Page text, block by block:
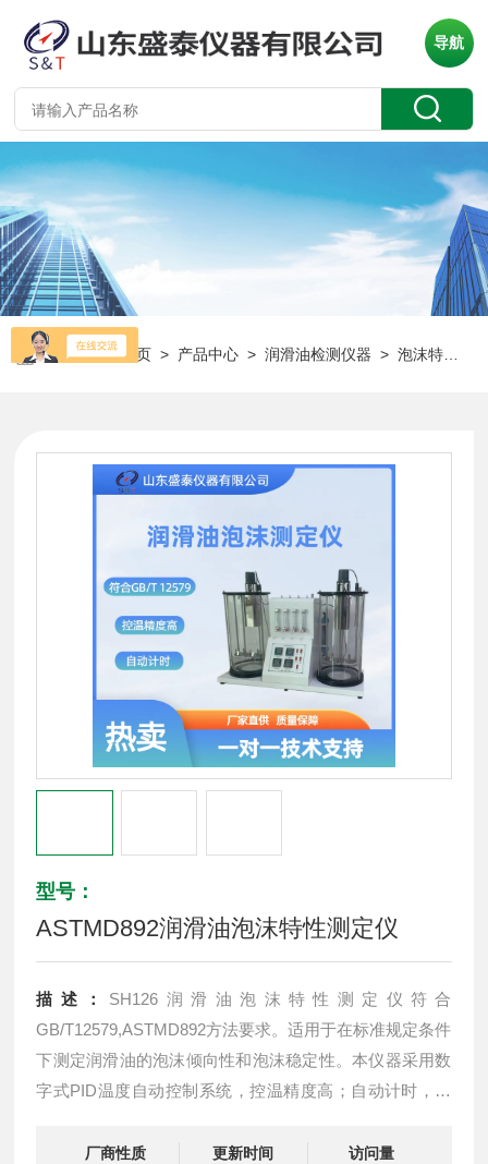
导航
当前位置：首页 > 产品中心 >润滑油检测仪器 >泡沫特性
型号：
ASTMD892润滑油泡沫特性测定仪
描述： SH126润滑油泡沫特性测定仪符合
GB/T12579,ASTMD892方法要求。适用于在标准规定条件
下测定润滑油的泡沫倾向性和泡沫稳定性。本仪器采用数
字式PID温度自动控制系统，控温精度高；自动计时，供
适用于测定抗燃油、润滑油、齿轮油、液压油等油品生成
厂商性质
更新时间
访问量